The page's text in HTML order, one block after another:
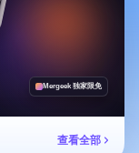
Mergeek 独家限免
查看全部